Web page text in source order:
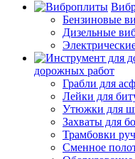
Бензиновые
Дизельные
дорожных работ
Грабли для
Лейки для
Утюжки для
Захваты для
Трамбовки
Сменное